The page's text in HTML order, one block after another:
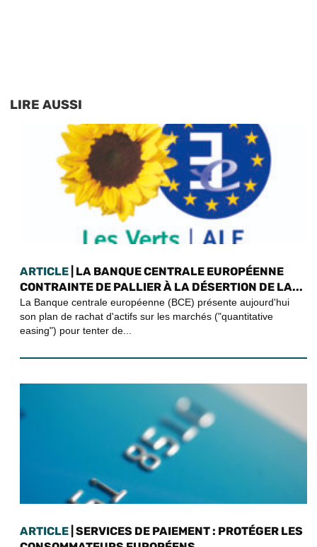
LIRE AUSSI
ARTICLE | LA BANQUE CENTRALE EUROPÉENNE
CONTRAINTE DE PALLIER À LA DÉSERTION DE LA...
La Banque centrale européenne (BCE) présente aujourd'hui
son plan de rachat d'actifs sur les marchés ("quantitative
easing") pour tenter de...
ARTICLE | SERVICES DE PAIEMENT : PROTÉGER LES